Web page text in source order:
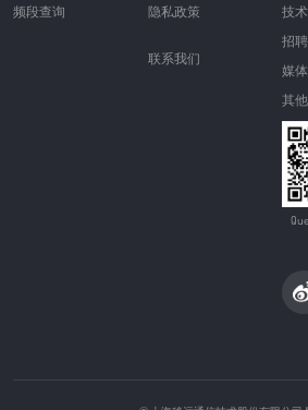
频段查询
隐私政策
联系我们
技
招
媒
其